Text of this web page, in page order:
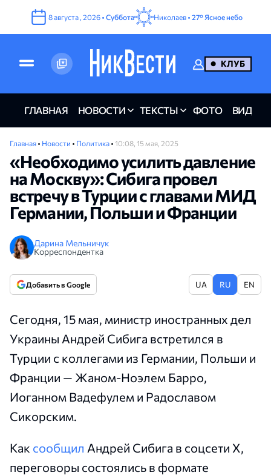
8августа , 2026 • Суббота Николаев • 27° Ясное небо
КЛУБ
ГЛАВНАЯ НОВОСТИ ТЕКСТЫ ФОТО ВИДЕО
Главная • Новости • Политика • 10:08, 15 мая, 2025
«Необходимо усилить давление
на Москву»: Сибига провел
встречу в Турции с главами МИД
Германии, Польши и Франции
Дарина Мельничук
Корреспондентка
Добавить в Google UA RU EN
Сегодня, 15 мая, министр иностранных дел
Украины Андрей Сибига встретился в
Турции с коллегами из Германии, Польши и
Франции — Жаном-Ноэлем Барро,
Иоганном Вадефулем и Радославом
Сикорским.
Как сообщил Андрей Сибига в соцсети Х,
переговоры состоялись в формате